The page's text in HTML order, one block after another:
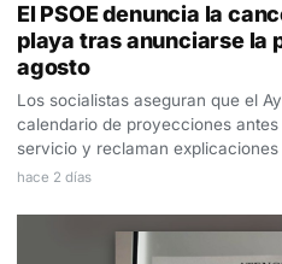
El PSOE denuncia la
playa tras anunciarse la
agosto
Los socialistas aseguran que el
calendario de proyecciones
servicio y reclaman
hace 2 días